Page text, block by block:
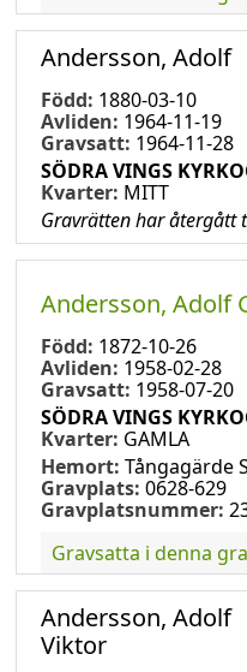
Andersson, Adolf
Född: 1880-03-10
Avliden: 1964-11-19
Gravsatt: 1964-11-28
SÖDRA VINGS
Kvarter: MITT
Gravrätten har återgått
Andersson, Adolf
Född: 1872-10-26
Avliden: 1958-02-28
Gravsatt: 1958-07-20
SÖDRA VINGS
Kvarter: GAMLA
Hemort: Tångagärde
Gravplats: 0628-629
Gravplatsnummer:
Gravsatta i denna
Andersson, Adolf
Viktor